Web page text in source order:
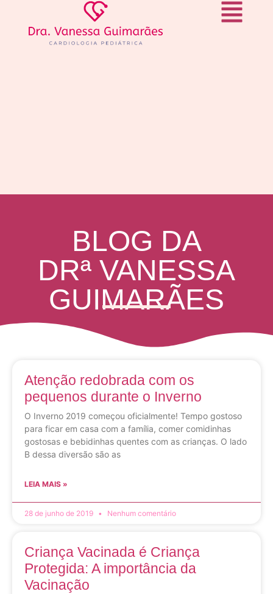
BLOG DA
DRª VANESSA
GUIMARÃES
Atenção redobrada com os
pequenos durante o Inverno
O Inverno 2019 começou oficialmente! Tempo gostoso
para ficar em casa com a família, comer comidinhas
gostosas e bebidinhas quentes com as crianças. O lado
B dessa diversão são as
LEIA MAIS »
28 de junho de 2019 Nenhum comentário
Criança Vacinada é Criança
Protegida: A importância da
Vacinação